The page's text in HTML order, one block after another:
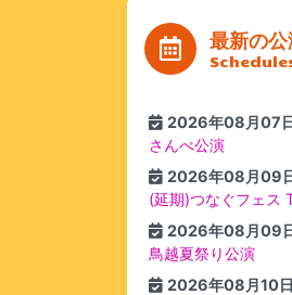
最新の公
2026年08月07
さんべ公演
2026年08月09
(延期)つなぐフェス
2026年08月09
鳥越夏祭り公演
2026年08月10